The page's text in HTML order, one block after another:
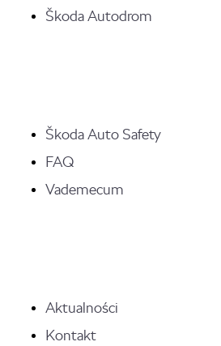
Škoda Autodrom
Škoda Auto Safety
FAQ
Vademecum
Aktualności
Kontakt